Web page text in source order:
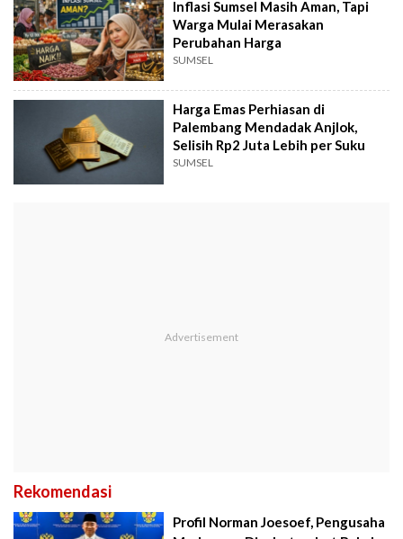
Inflasi Sumsel Masih Aman, Tapi
Warga Mulai Merasakan
Perubahan Harga
SUMSEL
Harga Emas Perhiasan di
Palembang Mendadak Anjlok,
Selisih Rp2 Juta Lebih per Suku
SUMSEL
Rekomendasi
Profil Norman Joesoef, Pengusaha